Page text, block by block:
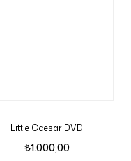
Little Caesar DVD
₺1.000,00